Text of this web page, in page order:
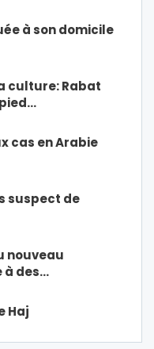
à son domicile
culture: Rabat
cas en Arabie
suspect de
nouveau
à des…
Haj